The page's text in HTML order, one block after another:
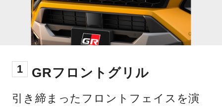
1 GRフロントグリル
引き締まったフロントフェイスを演